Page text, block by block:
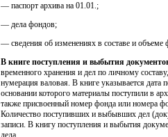
— паспорт архива на 01.01.;
— дела фондов;
— сведения об изменениях в составе и объеме
В книге поступления и выбытия
временного хранения и дел по личному
нумерация валовая. В книге указывается
основании которого материалы поступили в
также присвоенный номер фонда или номера
Количество поступивших и выбывших дел
записи. В книгу поступления и выбытия
дела.